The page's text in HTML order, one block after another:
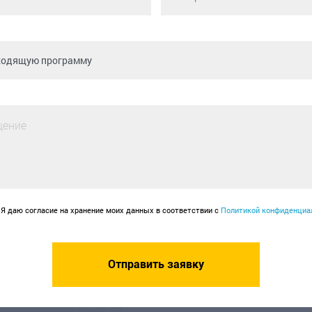
Я даю согласие на хранение моих данных в соответствии с Политикой